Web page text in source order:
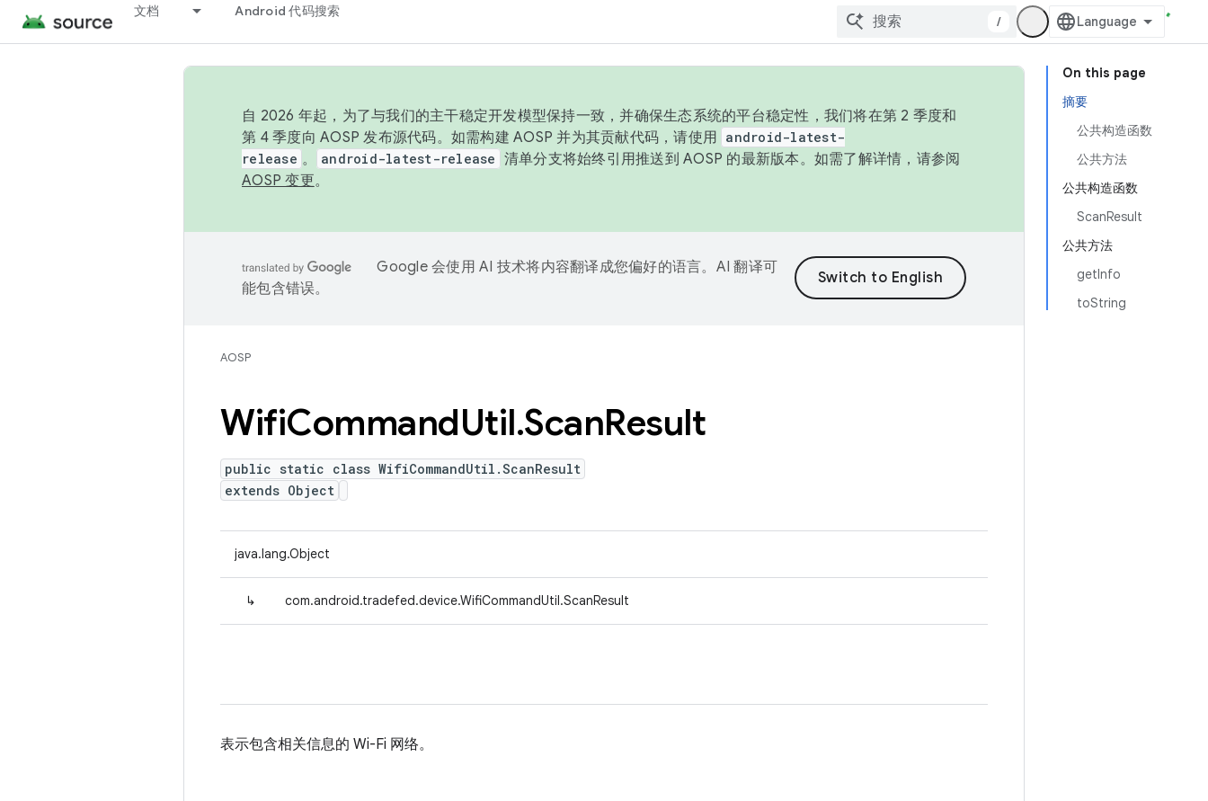
文档 Android 代码搜索
/
On this page
摘要
公共构造函数
公共方法
公共构造函数
ScanResult
公共方法
getInfo
toString
自 2026 年起，为了与我们的主干稳定开发模型保持一致，并确保生态系统的平台稳定性，我们将在第 2 季度和
第 4 季度向 AOSP 发布源代码。如需构建 AOSP 并为其贡献代码，请使用 android-latest-
release 。 android-latest-release 清单分支将始终引用推送到 AOSP 的最新版本。如需了解详情，请参阅
AOSP 变更。
Google 会使用 AI 技术将内容翻译成您偏好的语言。AI 翻译可
能包含错误。
AOSP
WifiCommandUtil.ScanResult
public static class WifiCommandUtil.ScanResult
extends Object
java.lang.Object
↳ com.android.tradefed.device.WifiCommandUtil.ScanResult
表示包含相关信息的 Wi-Fi 网络。